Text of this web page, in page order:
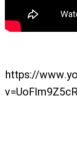
https://